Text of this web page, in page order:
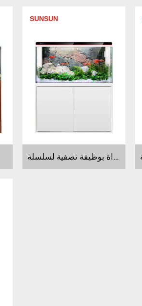
SUNSUN
موردون لحوض أسماك راقي السراة بوظيفة تصفية لسلسلة HEW